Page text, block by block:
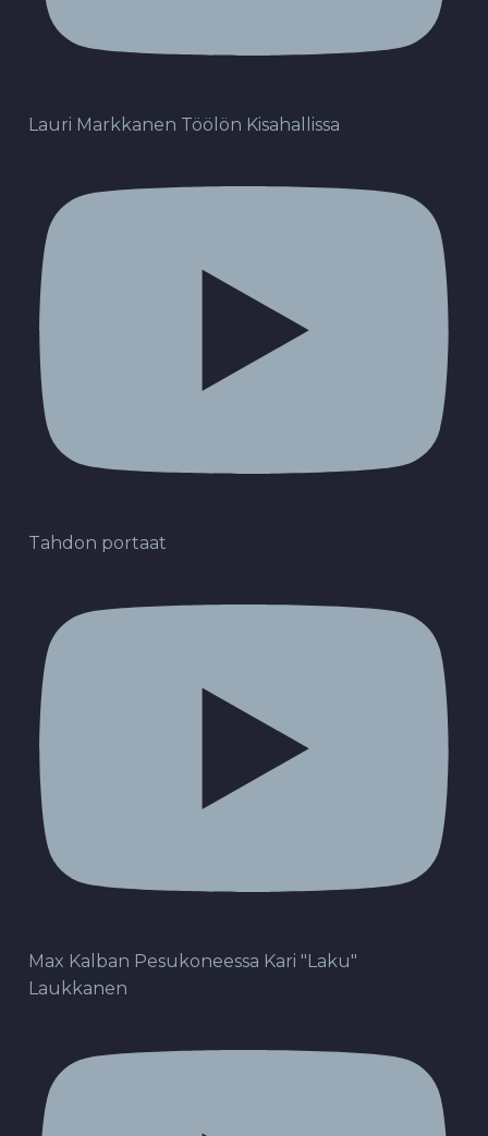
Lauri Markkanen Töölön Kisahallissa
Tahdon portaat
Max Kalban Pesukoneessa Kari "Laku"
Laukkanen